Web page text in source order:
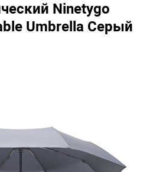
Ninetygo
Umbrella Серый